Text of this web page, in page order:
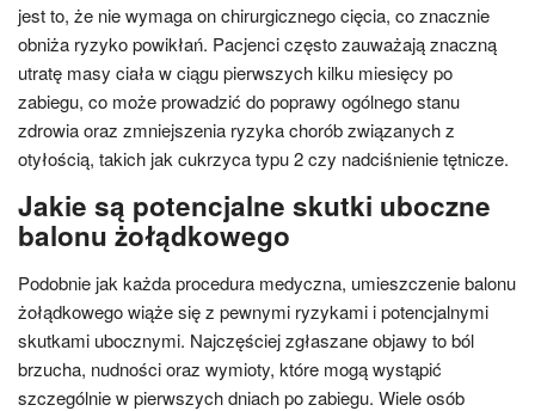
jest to, że nie wymaga on chirurgicznego cięcia, co znacznie
obniża ryzyko powikłań. Pacjenci często zauważają znaczną
utratę masy ciała w ciągu pierwszych kilku miesięcy po
zabiegu, co może prowadzić do poprawy ogólnego stanu
zdrowia oraz zmniejszenia ryzyka chorób związanych z
otyłością, takich jak cukrzyca typu 2 czy nadciśnienie tętnicze.
Jakie są potencjalne skutki uboczne
balonu żołądkowego
Podobnie jak każda procedura medyczna, umieszczenie balonu
żołądkowego wiąże się z pewnymi ryzykami i potencjalnymi
skutkami ubocznymi. Najczęściej zgłaszane objawy to ból
brzucha, nudności oraz wymioty, które mogą wystąpić
szczególnie w pierwszych dniach po zabiegu. Wiele osób